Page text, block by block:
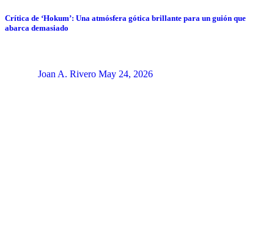
Crítica de ‘Hokum’: Una atmósfera gótica brillante para un guión que
abarca demasiado
Joan A. Rivero May 24, 2026